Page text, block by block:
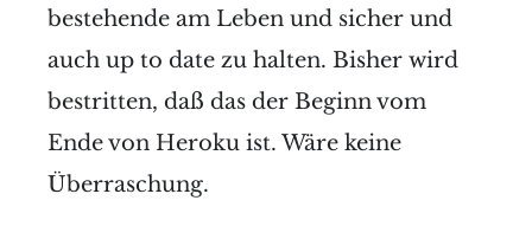
to use Heroku with no changes to pricing, billing,
functionality, including applications, pipelines,
teams, …
bestehende am Leben und sicher und
auch up to date zu halten. Bisher wird
bestritten, daß das der Beginn vom
Ende von Heroku ist. Wäre keine
Überraschung.